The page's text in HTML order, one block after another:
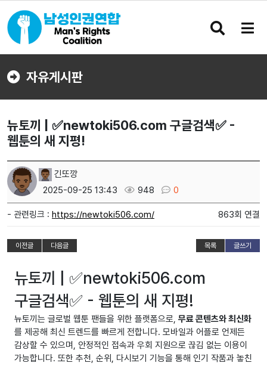
검
버
메
버
자유게시판
뉴토끼 | ✅newtoki506.com 구글검색✅ -
웹툰의 새 지평!
긴또깡
2025-09-25 13:43
948 0
- 관련링크 : https://newtoki506.com/ 863회 연결
이전글 다음글 목록 글쓰기
뉴토끼 | ✅newtoki506.com
구글검색✅ - 웹툰의 새 지평!
뉴토끼는 글로벌 웹툰 팬들을 위한 플랫폼으로, 무료 콘텐츠와 최신화
를 제공해 최신 트렌드를 빠르게 전합니다. 모바일과 어플로 언제든
감상할 수 있으며, 안정적인 접속과 우회 지원으로 끊김 없는 이용이
가능합니다. 또한 추천, 순위, 다시보기 기능을 통해 인기 작품과 놓친